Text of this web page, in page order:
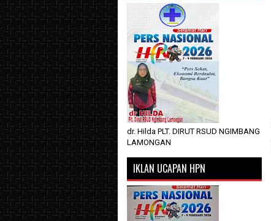
dr. Hilda PLT. DIRUT RSUD NGIMBANG
LAMONGAN
IKLAN UCAPAN HPN